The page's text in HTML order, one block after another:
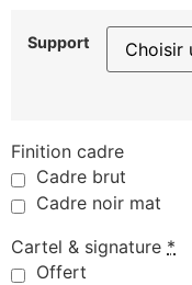
Support
Finition cadre
Cadre brut
Cadre noir mat
Cartel & signature *
Offert